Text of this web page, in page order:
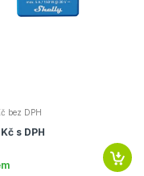
bez DPH
s DPH